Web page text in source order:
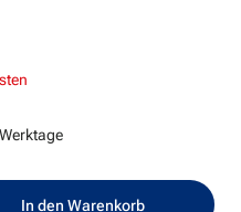
gewünschten
In den Warenkorb